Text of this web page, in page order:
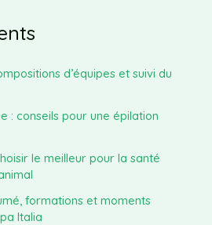
d’équipes et suivi du
: conseils pour une épilation
le meilleur pour la santé
formations et moments
Italia